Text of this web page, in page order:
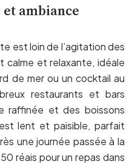
ambiance
est loin de l’agitation des
calme et relaxante, idéale
de mer ou un cocktail au
restaurants et bars
raffinée et des boissons
lent et paisible, parfait
une journée passée à la
réais pour un repas dans